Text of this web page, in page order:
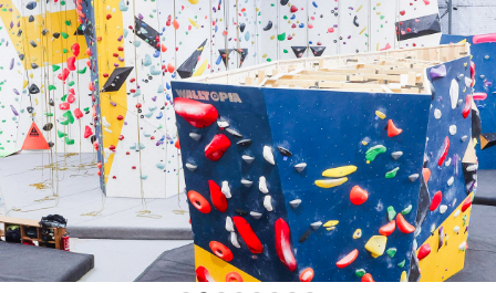
7 dagen per week beschikbaar
10+ miljoen leden